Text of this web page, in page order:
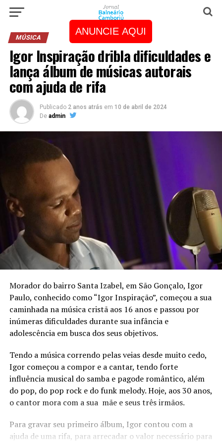
ANUNCIE AQUI
MÚSICA
Igor Inspiração dribla dificuldades e
lança álbum de músicas autorais
com ajuda de rifa
Publicado 2 anos atrás em 10 de abril de 2024
De admin
Morador do bairro Santa Izabel, em São Gonçalo, Igor
Paulo, conhecido como “Igor Inspiração”, começou a sua
caminhada na música cristã aos 16 anos e passou por
inúmeras dificuldades durante sua infância e
adolescência em busca dos seus objetivos.
Tendo a música correndo pelas veias desde muito cedo,
Igor começou a compor e a cantar, tendo forte
influência musical do samba e pagode romântico, além
do pop, do pop rock e do funk melody. Hoje, aos 30 anos,
o cantor mora com a sua mãe e seus três irmãos.
Para gravar seu primeiro álbum, Igor contou com a
ajuda de uma rifa, para arrecadar o valor necessário para